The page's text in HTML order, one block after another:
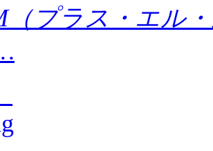
（プラス・エル